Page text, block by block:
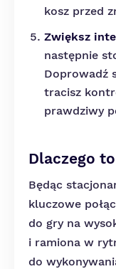
kosz przed
Zwiększ
następnie
Doprowadź
tracisz
prawdziwy
Dlaczego
Będąc
kluczowe
do gry na
i ramiona w
do